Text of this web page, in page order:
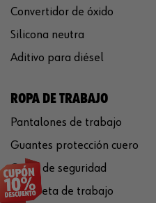
Convertidor de óxido
Silicona neutra
Aditivo para diésel
ROPA DE TRABAJO
Pantalones de trabajo
Guantes protección cuero
Casco de seguridad
Chaqueta de trabajo